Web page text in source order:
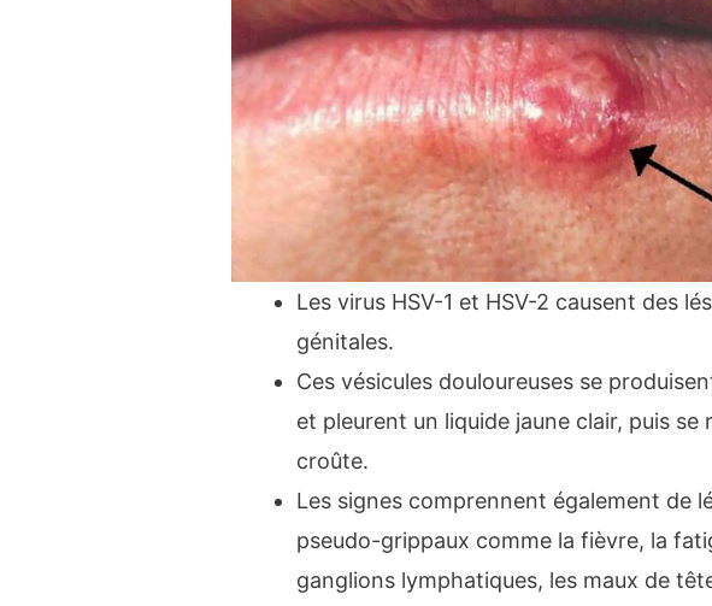
Les virus HSV-1 et HSV-2 causent des
génitales.
Ces vésicules douloureuses se
et pleurent un liquide jaune clair, puis se
croûte.
Les signes comprennent également de
pseudo-grippaux comme la fièvre, la
ganglions lymphatiques, les maux de